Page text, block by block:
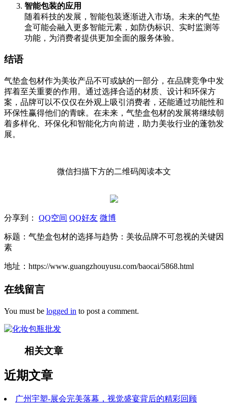
智能包装的应用
随着科技的发展，智能包装逐渐进入市场。未来的气垫
盒可能会融入更多智能元素，如防伪标识、实时监测等
功能，为消费者提供更加全面的服务体验。
结语
气垫盒包材作为美妆产品不可或缺的一部分，在品牌竞争中发
挥着至关重要的作用。通过选择合适的材质、设计和环保方
案，品牌可以不仅仅在外观上吸引消费者，还能通过功能性和
环保性赢得他们的青睐。在未来，气垫盒包材的发展将继续朝
着多样化、环保化和智能化方向前进，助力美妆行业的蓬勃发
展。
微信扫描下方的二维码阅读本文
分享到： QQ空间 QQ好友 微博
标题：气垫盒包材的选择与趋势：美妆品牌不可忽视的关键因
素
地址：https://www.guangzhouyusu.com/baocai/5868.html
在线留言
You must be logged in to post a comment.
相关文章
近期文章
广州宇塑-展会完美落幕，视觉盛宴背后的精彩回顾